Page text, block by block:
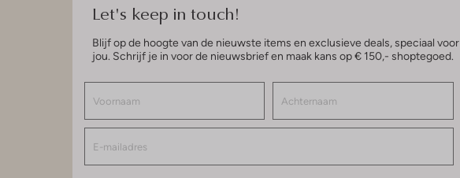
Let's keep in touch!
Blijf op de hoogte van de nieuwste items en exclusieve deals, speciaal voor
jou. Schrijf je in voor de nieuwsbrief en maak kans op € 150,- shoptegoed.